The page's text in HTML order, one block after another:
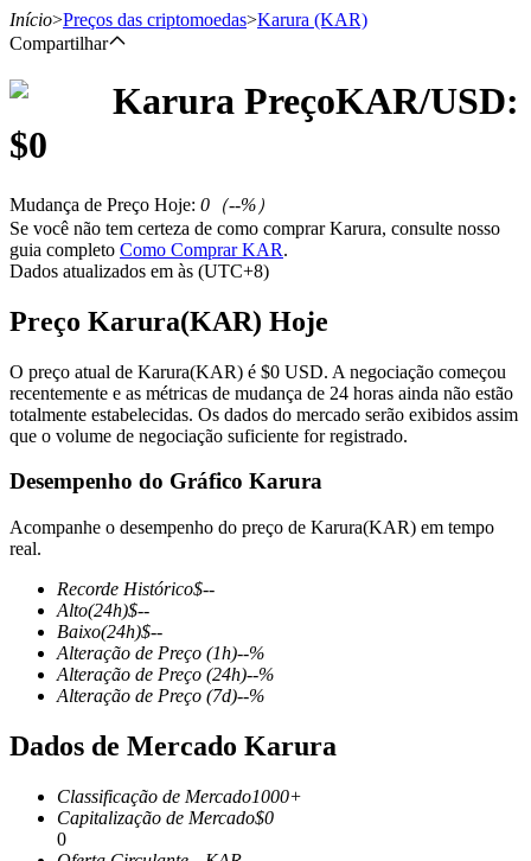
Futuros usando USDT como garantia
Futuros COIN-M
Futuros de criptomoeda
Derivativos de ações, câmbio, metais preciosos e commodities
Início>Preços das criptomoedas>Karura (KAR)
Compartilhar
Karura PreçoKAR/USD:
$0
Mudança de Preço Hoje: 0 （--%）
Se você não tem certeza de como comprar Karura, consulte nosso
guia completo Como Comprar KAR.
Dados atualizados em às (UTC+8)
Preço Karura(KAR) Hoje
O preço atual de Karura(KAR) é $0 USD. A negociação começou
recentemente e as métricas de mudança de 24 horas ainda não estão
totalmente estabelecidas. Os dados do mercado serão exibidos assim
que o volume de negociação suficiente for registrado.
Desempenho do Gráfico Karura
Acompanhe o desempenho do preço de Karura(KAR) em tempo
real.
Recorde Histórico$--
Alto(24h)$--
Baixo(24h)$--
Alteração de Preço (1h)--%
Alteração de Preço (24h)--%
Alteração de Preço (7d)--%
Dados de Mercado Karura
Classificação de Mercado1000+
Capitalização de Mercado$0
0